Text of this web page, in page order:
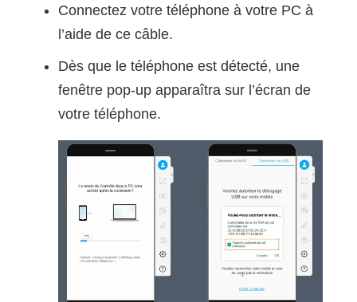
Connectez votre téléphone à votre PC à
l’aide de ce câble.
Dès que le téléphone est détecté, une
fenêtre pop-up apparaîtra sur l’écran de
votre téléphone.